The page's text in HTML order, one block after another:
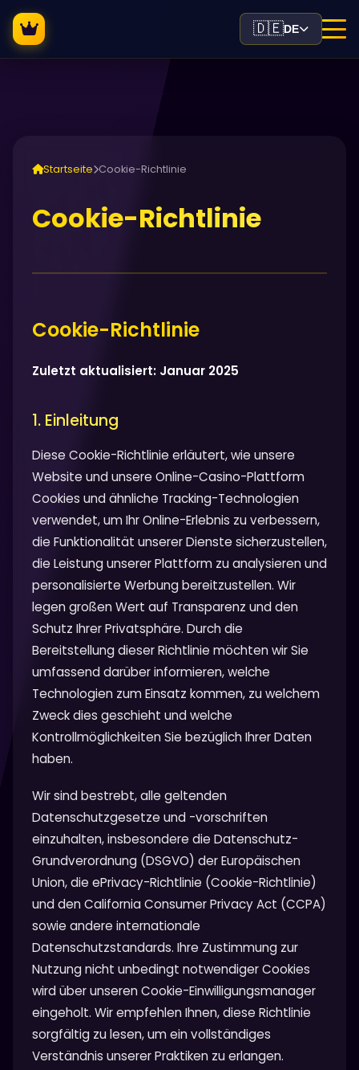
🇩🇪DE
Startseite Cookie-Richtlinie
Cookie-Richtlinie
Cookie-Richtlinie
Zuletzt aktualisiert: Januar 2025
1. Einleitung
Diese Cookie-Richtlinie erläutert, wie unsere
Website und unsere Online-Casino-Plattform
Cookies und ähnliche Tracking-Technologien
verwendet, um Ihr Online-Erlebnis zu verbessern,
die Funktionalität unserer Dienste sicherzustellen,
die Leistung unserer Plattform zu analysieren und
personalisierte Werbung bereitzustellen. Wir
legen großen Wert auf Transparenz und den
Schutz Ihrer Privatsphäre. Durch die
Bereitstellung dieser Richtlinie möchten wir Sie
umfassend darüber informieren, welche
Technologien zum Einsatz kommen, zu welchem
Zweck dies geschieht und welche
Kontrollmöglichkeiten Sie bezüglich Ihrer Daten
haben.
Wir sind bestrebt, alle geltenden
Datenschutzgesetze und -vorschriften
einzuhalten, insbesondere die Datenschutz-
Grundverordnung (DSGVO) der Europäischen
Union, die ePrivacy-Richtlinie (Cookie-Richtlinie)
und den California Consumer Privacy Act (CCPA)
sowie andere internationale
Datenschutzstandards. Ihre Zustimmung zur
Nutzung nicht unbedingt notwendiger Cookies
wird über unseren Cookie-Einwilligungsmanager
eingeholt. Wir empfehlen Ihnen, diese Richtlinie
sorgfältig zu lesen, um ein vollständiges
Verständnis unserer Praktiken zu erlangen.